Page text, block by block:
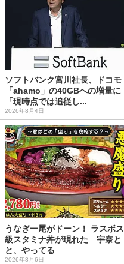
ソフトバンク宮川社長、ドコモ
「ahamo」の40GBへの増量に
「現時点では追従し...
2026年8月4日
うなぎ一尾がドーン！ ラスボス
級スタミナ丼が現れた 宇奈と
と、やってる
2026年8月6日